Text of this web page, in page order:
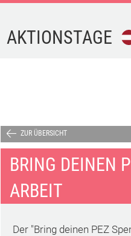
AKTIONSTAGE
KALENDER-
DOWNLOAD
AKTIONSTAGE
ZUR ÜBERSICHT
BRING DEINEN
ARBEIT
Der "Bring deinen PEZ